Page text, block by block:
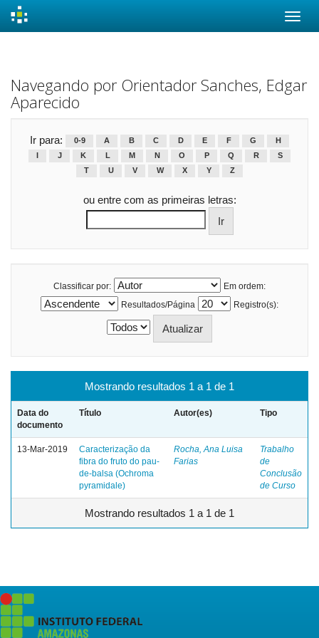
Navegando por Orientador Sanches, Edgar
Aparecido
Ir para: 0-9 A B C D E F G
H
J K L M N O P Q R
S
T
U V W X Y Z
ou entre com as primeiras letras:
Classificar por:
Em ordem:
Resultados/Página
Registro(s):
Mostrando resultados 1 a 1 de 1
Data do
documento
Título Autor(es) Tipo
13-Mar-2019
Caracterização da
fibra do fruto do pau-
de-balsa (Ochroma
pyramidale)
Rocha, Ana Luisa
Farias
Trabalho
de
Conclusão
de Curso
Mostrando resultados 1 a 1 de 1